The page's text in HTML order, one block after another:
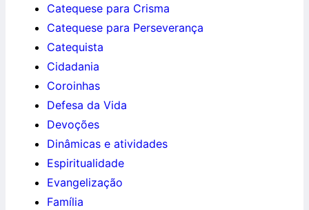
Catequese para Crisma
Catequese para Perseverança
Catequista
Cidadania
Coroinhas
Defesa da Vida
Devoções
Dinâmicas e atividades
Espiritualidade
Evangelização
Família